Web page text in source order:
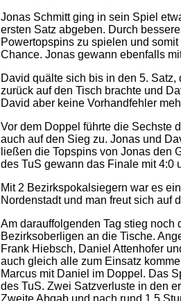
Jonas Schmitt ging in sein Spiel
ersten Satz abgeben. Durch
Powertopspins zu spielen und
Chance. Jonas gewann ebenfalls
David quälte sich bis in den 5.
zurück auf den Tisch brachte und
David aber keine Vorhandfehler
Vor dem Doppel führte die Sechste
auch auf den Sieg zu. Jonas und
ließen die Topspins von Jonas den
des TuS gewann das Finale mit 4:0
Mit 2 Bezirkspokalsiegern war es
Nordenstadt und man freut sich auf
Am darauffolgenden Tag stieg
Bezirksoberligen an die Tische.
Frank Hiebsch, Daniel Attenhofer
auch gleich alle zum Einsatz
Marcus mit Daniel im Doppel. Das
des TuS. Zwei Satzverluste in den
Zweite Abgab und nach rund 1,5